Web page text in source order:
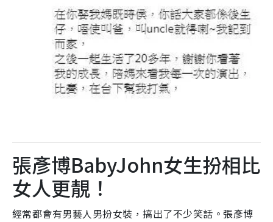
張彥博BabyJohn女生扮相比
女人更靚！
經常都會有男藝人男扮女裝，搞出了不少笑話。張彥博